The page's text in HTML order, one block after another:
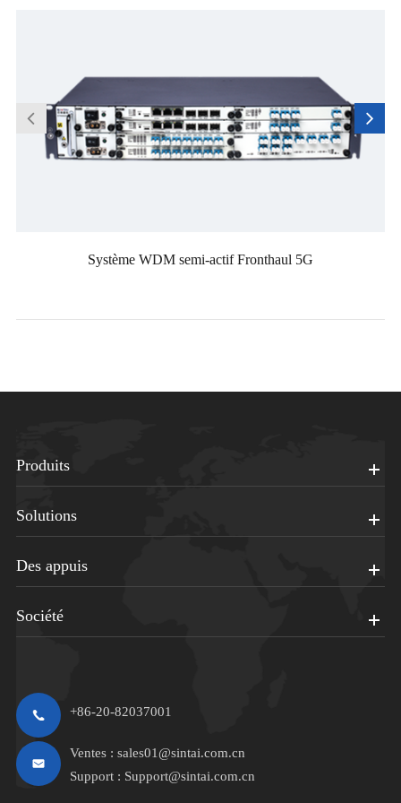
Système WDM semi-actif Fronthaul 5G
Produits
Solutions
Des appuis
Société
+86-20-82037001
Ventes : sales01@sintai.com.cn
Support : Support@sintai.com.cn